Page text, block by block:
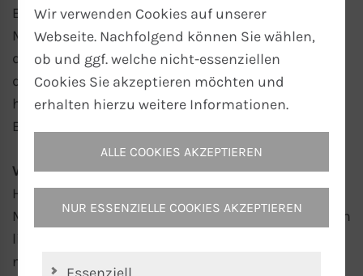
Eine ungeeignete Passung kann die
Manteltemperatur deutlich erhöhen und dadurch
die Lebensdauer der Heizpatrone verkürzen. Aus
diesem Grund empfiehlt sich insbesondere bei
hohen Oberflächenbelastungen eine präzise
Bearbeitung der Bohrung.
Was sind Heizregister?
Heizregister dienen zur Erwärmung gasförmiger
Medien. Dabei strömt das Medium über einen offen
liegenden Widerstandsdraht und wird durch
natürliche oder erzwungene Konvektion erwärmt.
Wir verwenden Cookies auf unserer
Webseite. Nachfolgend können Sie wählen,
ob und ggf. welche nicht-essenziellen
Cookies Sie akzeptieren möchten und
erhalten hierzu weitere Informationen.
ALLE COOKIES AKZEPTIEREN
NUR ESSENZIELLE COOKIES AKZEPTIEREN